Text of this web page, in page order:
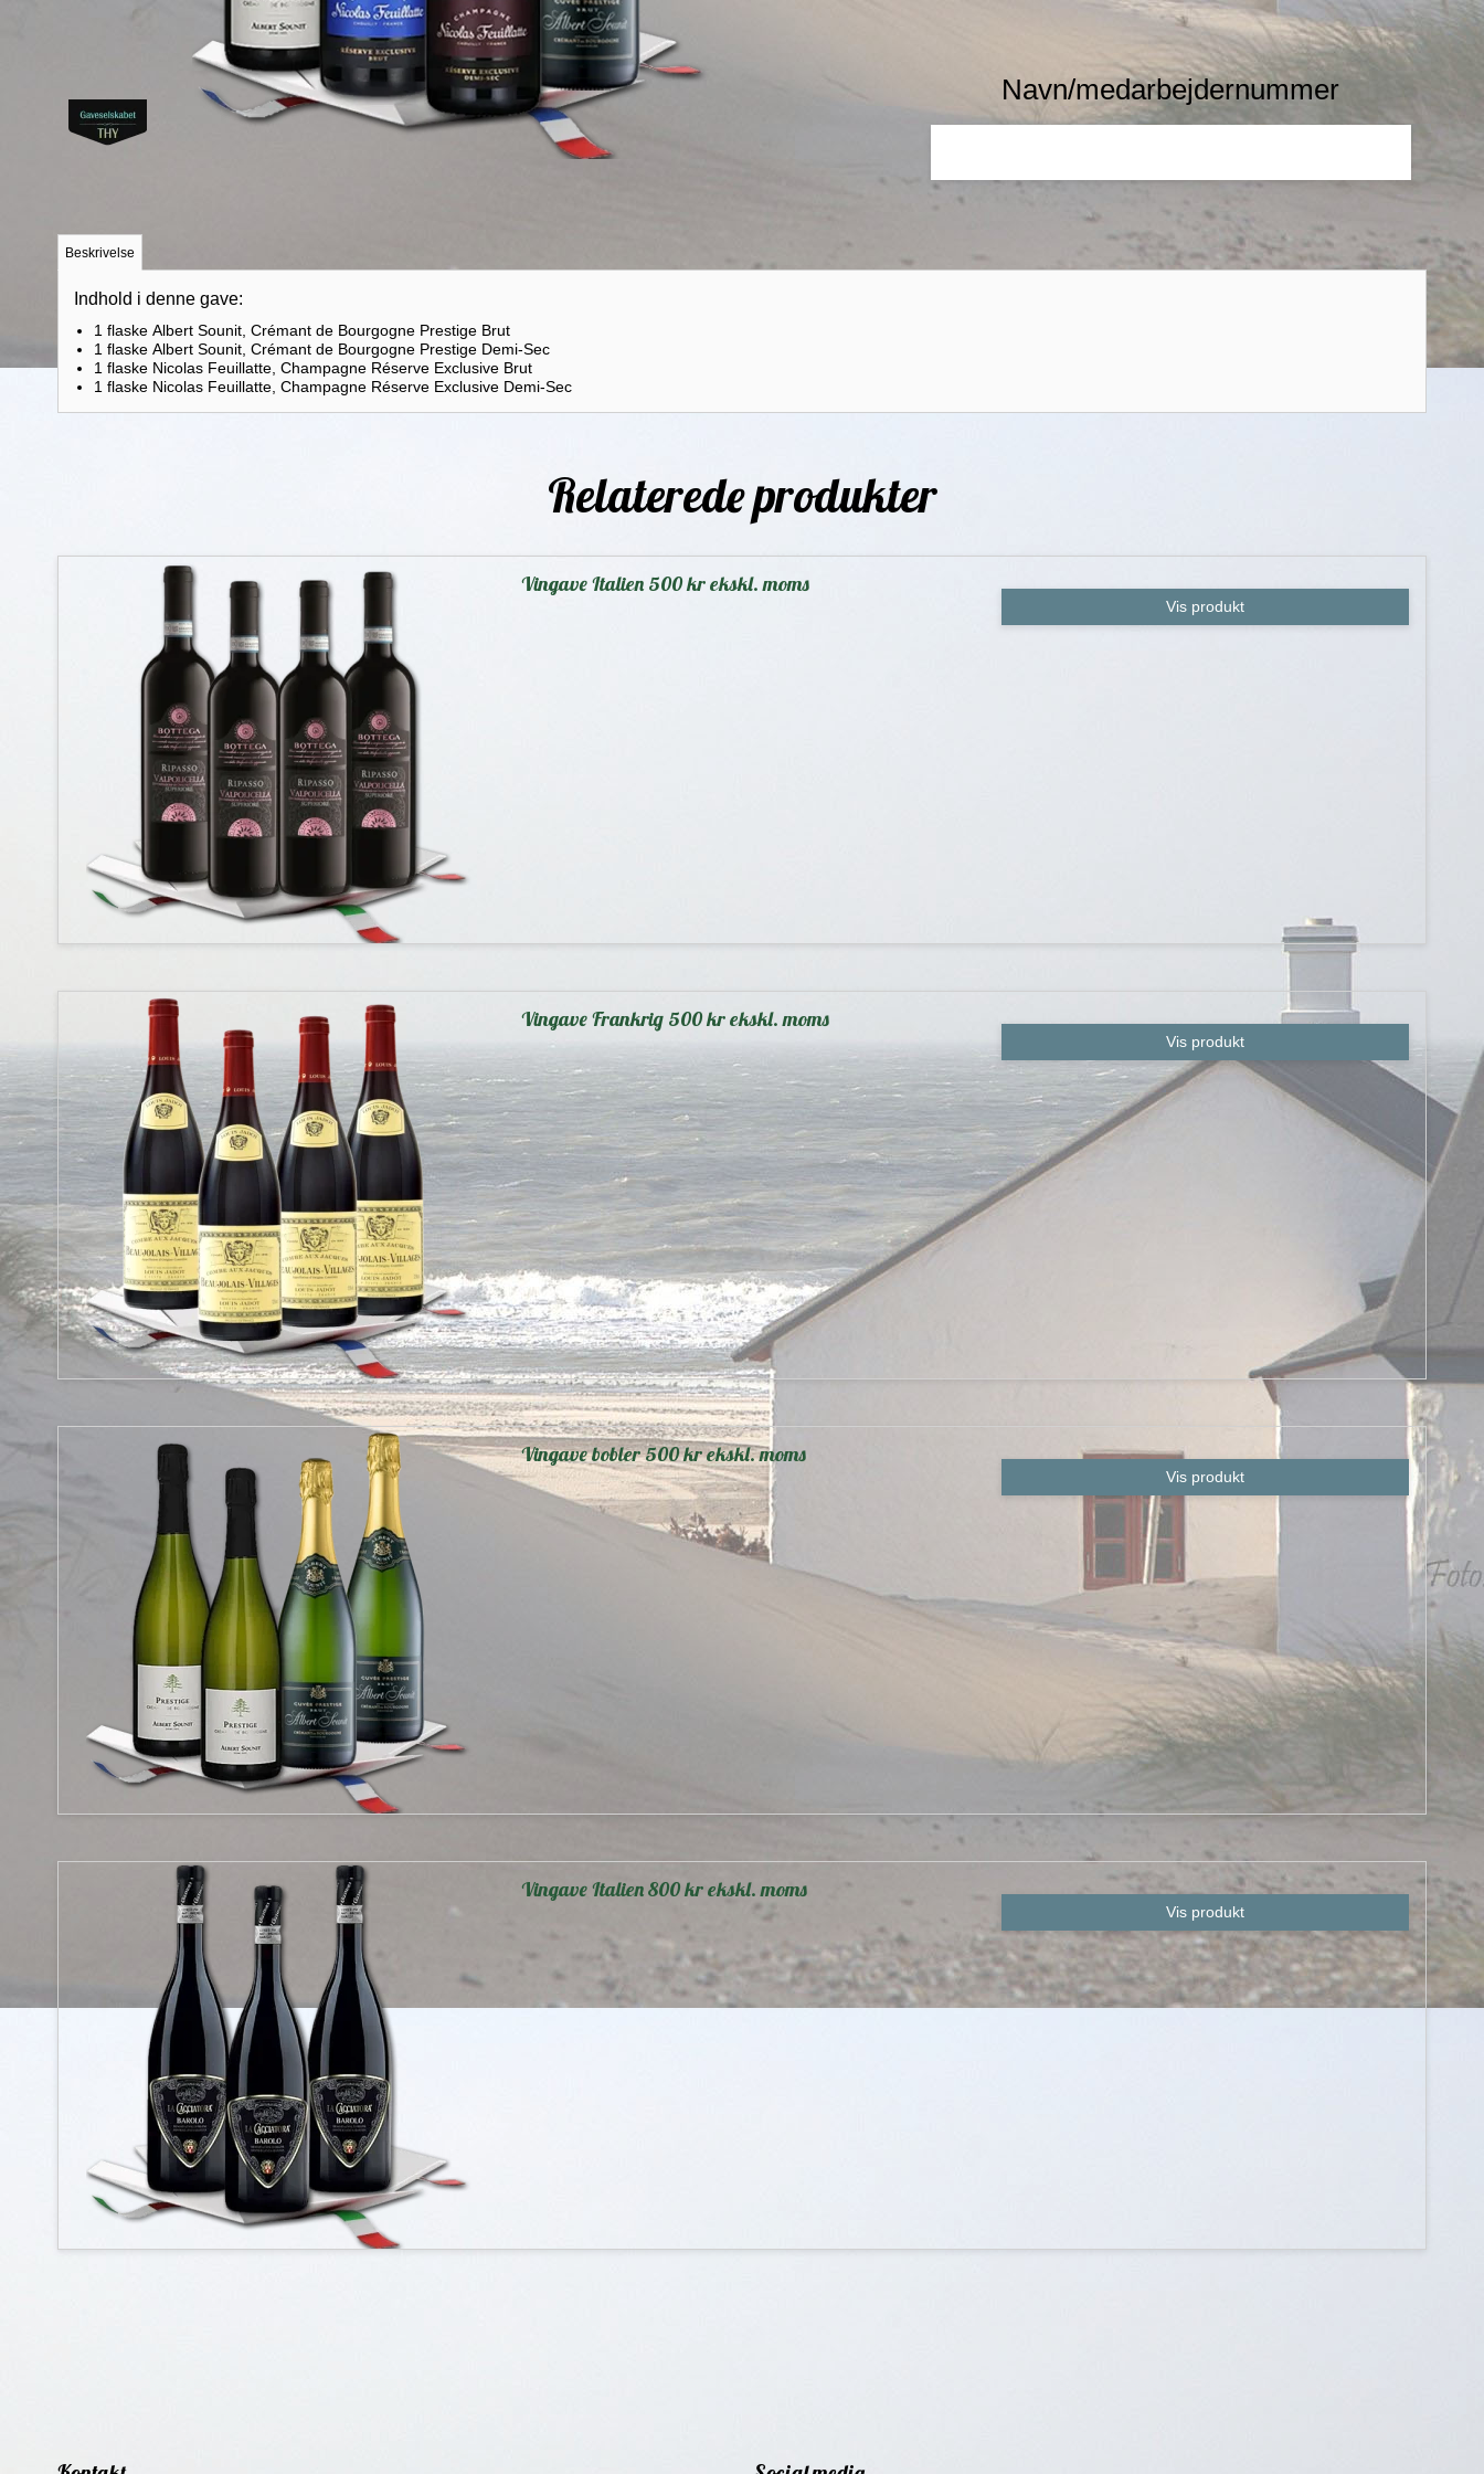
Navn/medarbejdernummer
Beskrivelse
Indhold i denne gave:
1 flaske Albert Sounit, Crémant de Bourgogne Prestige Brut
1 flaske Albert Sounit, Crémant de Bourgogne Prestige Demi-Sec
1 flaske Nicolas Feuillatte, Champagne Réserve Exclusive Brut
1 flaske Nicolas Feuillatte, Champagne Réserve Exclusive Demi-Sec
Relaterede produkter
Vingave Italien 500 kr ekskl. moms
Vis produkt
Vingave Frankrig 500 kr ekskl. moms
Vis produkt
Vingave bobler 500 kr ekskl. moms
Vis produkt
Vingave Italien 800 kr ekskl. moms
Vis produkt